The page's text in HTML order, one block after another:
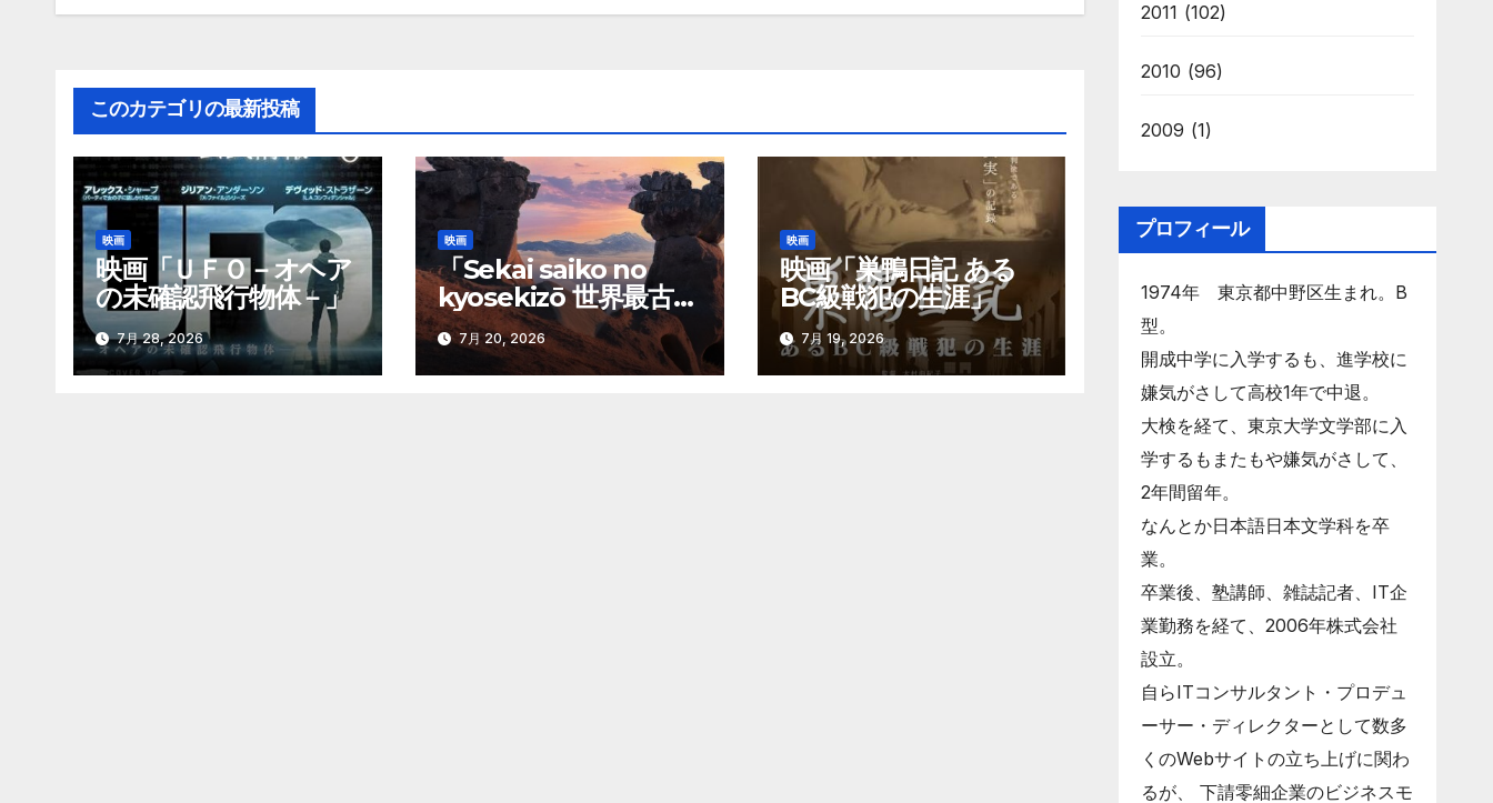
ビ
ゲ
ー
シ
ョ
ン
このカテゴリの最新投稿
映画
映画「ＵＦＯ－オヘア
の未確認飛行物体－」
7月 28, 2026
映画
「Sekai saiko no
kyosekizō 世界最古の
巨石像」
7月 20, 2026
映画
映画「巣鴨日記 ある
BC級戦犯の生涯」
7月 19, 2026
2011 (102)
2010 (96)
2009 (1)
プロフィール
1974年 東京都中野区生まれ。B
型。
開成中学に入学するも、進学校に
嫌気がさして高校1年で中退。
大検を経て、東京大学文学部に入
学するもまたもや嫌気がさして、
2年間留年。
なんとか日本語日本文学科を卒
業。
卒業後、塾講師、雑誌記者、IT企
業勤務を経て、2006年株式会社
設立。
自らITコンサルタント・プロデュ
ーサー・ディレクターとして数多
くのWebサイトの立ち上げに関わ
るが、 下請零細企業のビジネスモ